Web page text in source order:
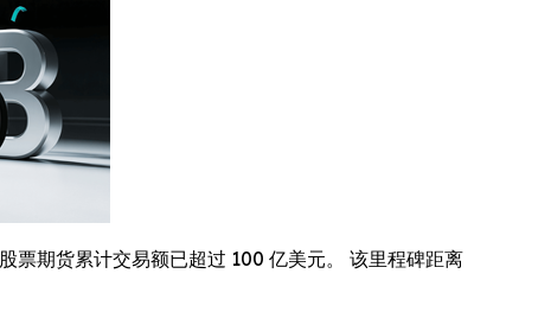
票期货累计交易额已超过 100 亿美元。 该里程碑距离